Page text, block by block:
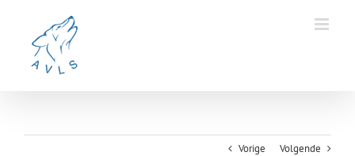
Vorige Volgende